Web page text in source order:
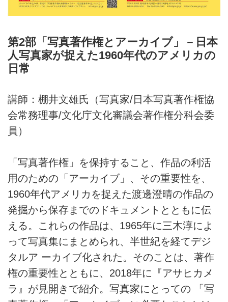
第2部「写真著作権とアーカイブ」－日本
人写真家が捉えた1960年代のアメリカの
日常
講師：棚井文雄氏（写真家/日本写真著作権協
会常務理事/文化庁文化審議会著作権分科会委
員）
「写真著作権」を保持すること、作品の利活
用のための「アーカイブ」、その重要性を、
1960年代アメリカを捉えた渡邊澄晴の作品の
発掘から保存までのドキュメントとともに伝
える。これらの作品は、1965年に三木淳によ
って写真集にまとめられ、半世紀を経てデジ
タルア ーカイブ化された。そのことは、著作
権の重要性とともに、2018年に『アサヒカメ
ラ』が見開きで紹介。写真家にとっての 「写